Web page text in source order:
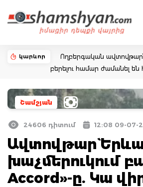
կարևոր
Ողբերգական ավտովթար՝
բերելու համար ժամանել
Շամշյան
24606 դիտում 12:08 09-07-
Ավտովթար`
խաչմերուկում
Accord»-ը. Կա